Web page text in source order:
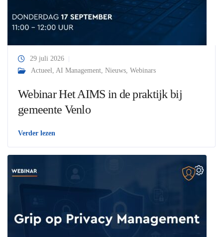
29 juli 2026
Actueel, AI Management, Nieuws, Webinars
Webinar Het AIMS in de praktijk bij
gemeente Venlo
Verder lezen